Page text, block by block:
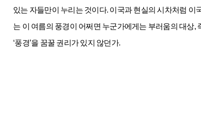
있는 자들만이 누리는 것이다. 이국과 현실의 시차처럼
는 이 여름의 풍경이 어쩌면 누군가에게는 부러움의 대상,
‘풍경’을 꿈꿀 권리가 있지 않던가.